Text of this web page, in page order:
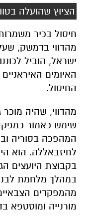
הציוץ שהועלה
חיסול בכיר
מהדווי בדמשק,
ישראל, הוביל
האיומים
החיסול.
מהדווי, שהיה
שימש כאמור
המהפכה בסוריה
לחיזבאללה. הוא
בקבוצת היועצים
במהלך מלחמת
מהמפקדים
מורנייה ומוסטפא